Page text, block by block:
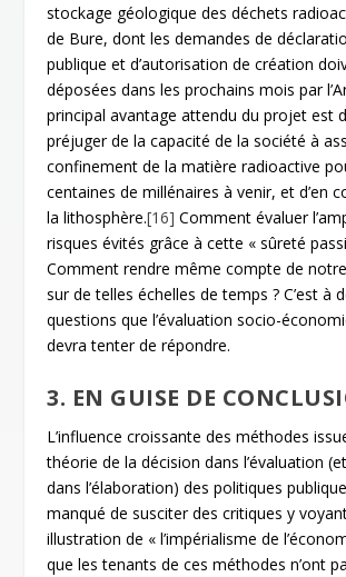
stockage géologique des déchets
de Bure, dont les demandes de
publique et d’autorisation de création
déposées dans les prochains mois par
principal avantage attendu du projet est
préjuger de la capacité de la société à
confinement de la matière radioactive
centaines de millénaires à venir, et d’en
la lithosphère.[16] Comment évaluer
risques évités grâce à cette « sûreté
Comment rendre même compte de
sur de telles échelles de temps ? C’est à
questions que l’évaluation socio-
devra tenter de répondre.
3. EN GUISE DE
L’influence croissante des méthodes
théorie de la décision dans l’évaluation
dans l’élaboration) des politiques
manqué de susciter des critiques y
illustration de « l’impérialisme de
que les tenants de ces méthodes n’ont